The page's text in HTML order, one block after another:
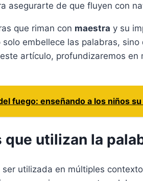
asegurarte de que fluyen con
que riman con maestra y su
embellece las palabras,
artículo, profundizaremos
fuego: enseñando a los niños
que utilizan la
ser utilizada en múltiples